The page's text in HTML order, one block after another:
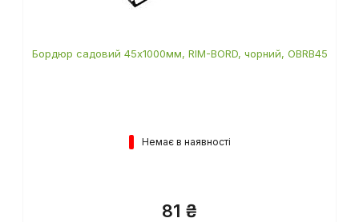
Бордюр садовий 45х1000мм, RIM-BORD, чорний, OBRB45
Немає в наявності
81 ₴